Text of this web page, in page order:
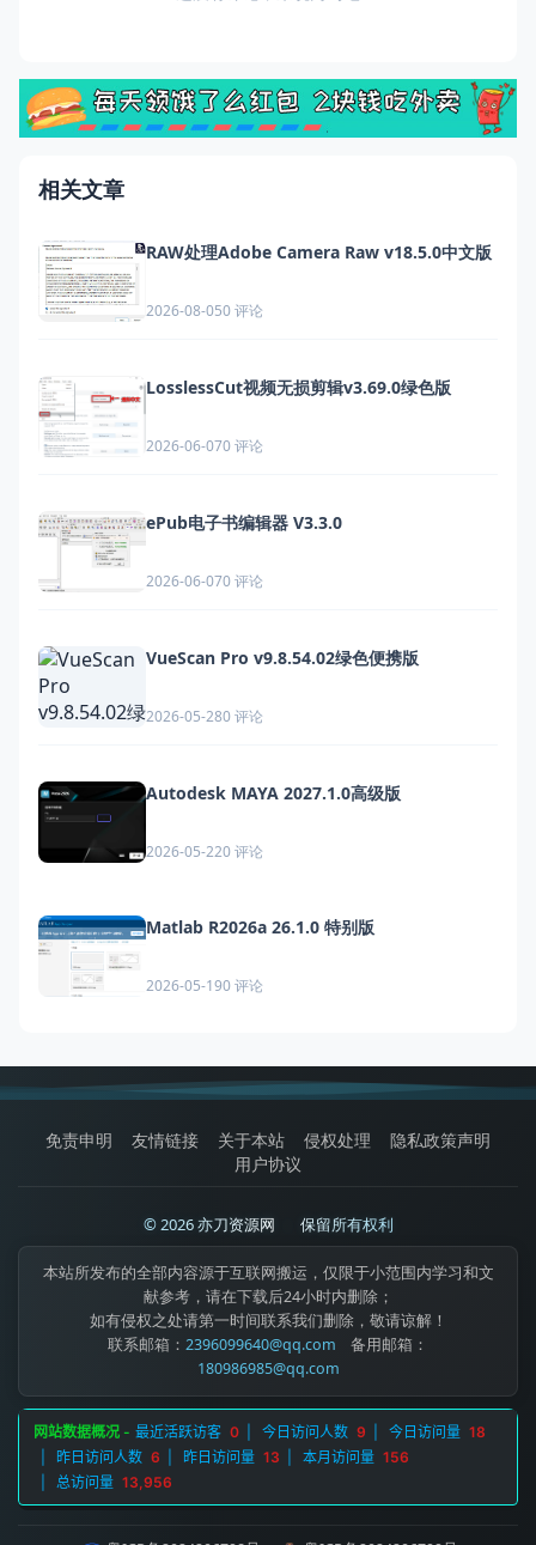
相关文章
RAW处理Adobe Camera Raw v18.5.0中文版
2026-08-050 评论
LosslessCut视频无损剪辑v3.69.0绿色版
2026-06-070 评论
ePub电子书编辑器 V3.3.0
2026-06-070 评论
VueScan Pro v9.8.54.02绿色便携版
2026-05-280 评论
Autodesk MAYA 2027.1.0高级版
2026-05-220 评论
Matlab R2026a 26.1.0 特别版
2026-05-190 评论
免责申明 友情链接 关于本站 侵权处理
隐私政策声明
用户协议
© 2026 亦刀资源网 保留所有权利
本站所发布的全部内容源于互联网搬运，仅限于小范围内学习和文
献参考，请在下载后24小时内删除；
如有侵权之处请第一时间联系我们删除，敬请谅解！
联系邮箱： 2396099640@qq.com 备用邮箱：
180986985@qq.com